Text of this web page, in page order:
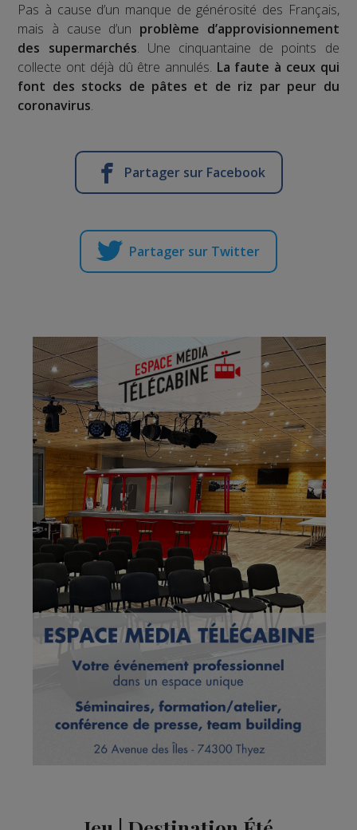
Pas à cause d’un manque de générosité des Français,
mais à cause d’un problème d’approvisionnement
des supermarchés. Une cinquantaine de points de
collecte ont déjà dû être annulés. La faute à ceux qui
font des stocks de pâtes et de riz par peur du
coronavirus.
Partager sur Facebook
Partager sur Twitter